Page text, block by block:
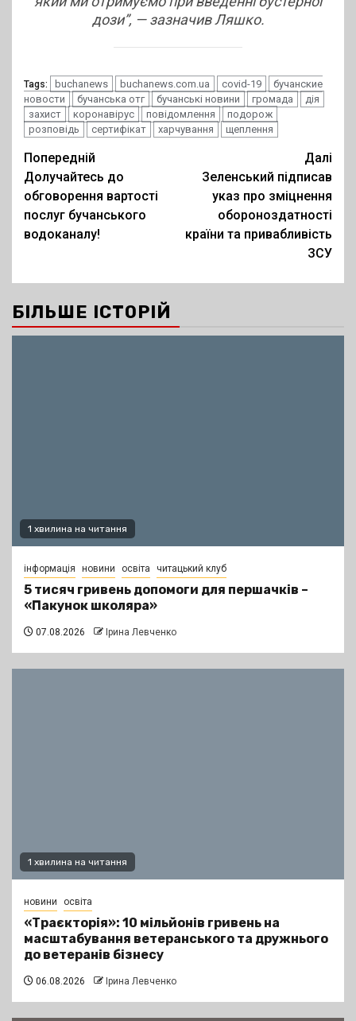
дози”, — зазначив Ляшко.
Tags: buchanews buchanews.com.ua covid-19
бучанские
новости
бучанська отг бучанські новини громада
дія
захист
коронавірус повідомлення
подорож
розповідь
сертифікат харчування щеплення
Post
navigation
Попередній
Долучайтесь до
обговорення вартості
послуг бучанського
водоканалу!
Далі
Зеленський підписав
указ про зміцнення
обороноздатності
країни та привабливість
ЗСУ
БІЛЬШЕ ІСТОРІЙ
1 хвилина на читання
інформація новини освіта читацький клуб
5 тисяч гривень допомоги для першачків –
«Пакунок школяра»
07.08.2026 Ірина Левченко
1 хвилина на читання
новини освіта
«Траєкторія»: 10 мільйонів гривень на
масштабування ветеранського та дружнього
до ветеранів бізнесу
06.08.2026 Ірина Левченко